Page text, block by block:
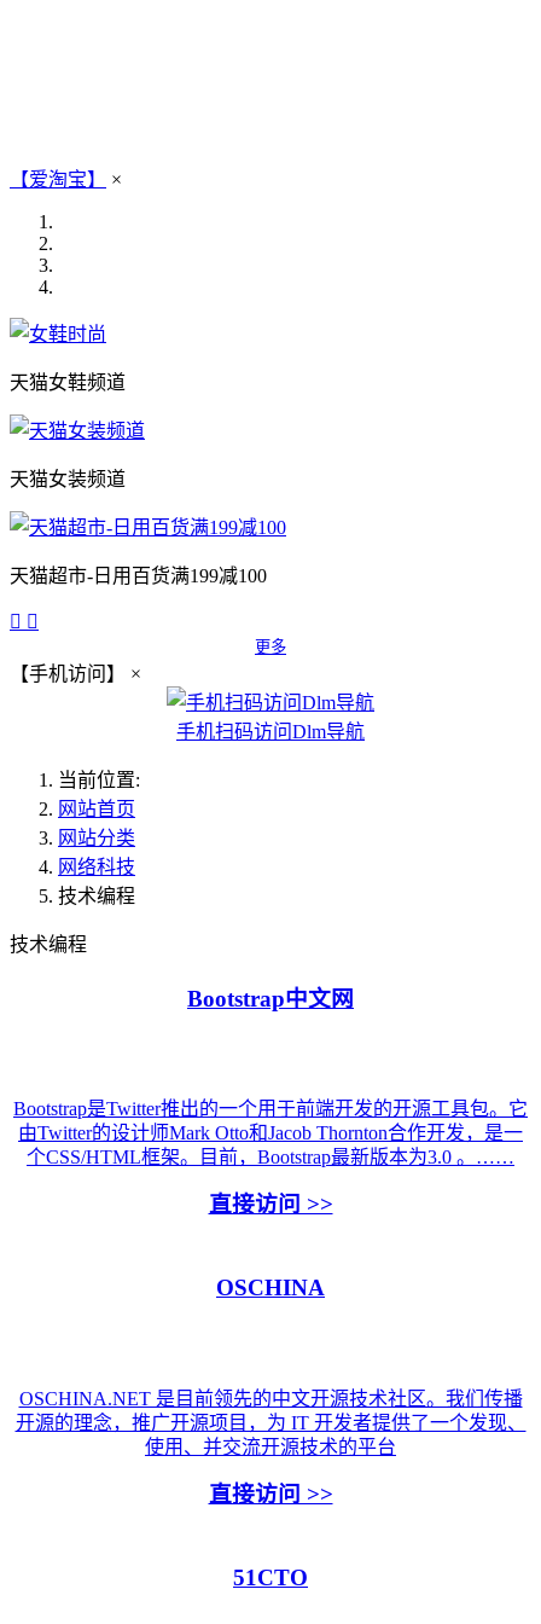
【爱淘宝】 ×
天猫女鞋频道
天猫女装频道
天猫超市-日用百货满199减100
 
更多
【手机访问】 ×
手机扫码访问Dlm导航
当前位置:
网站首页
网站分类
网络科技
技术编程
技术编程
Bootstrap中文网
Bootstrap是Twitter推出的一个用于前端开发的开源工具包。它
由Twitter的设计师Mark Otto和Jacob Thornton合作开发，是一
个CSS/HTML框架。目前，Bootstrap最新版本为3.0 。……
直接访问 >>
OSCHINA
OSCHINA.NET 是目前领先的中文开源技术社区。我们传播
开源的理念，推广开源项目，为 IT 开发者提供了一个发现、
使用、并交流开源技术的平台
直接访问 >>
51CTO